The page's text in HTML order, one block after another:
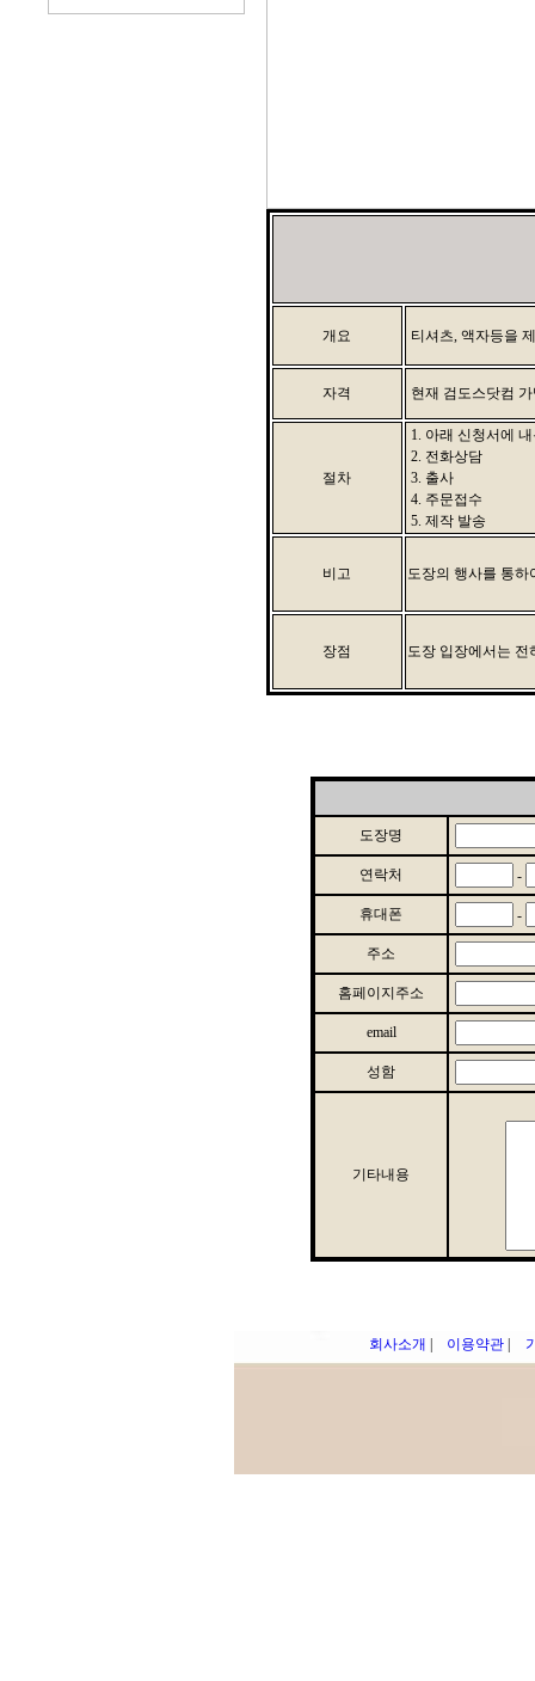
개요 티셔츠, 액자등을
자격 현재 검도스닷컴
절차
1. 아래 신청서에
2. 전화상담
3. 출사
4. 주문접수
5. 제작 발송
비고 도장의 행사를 통하
장점 도장 입장에서는 전
도장명
연락처 -
휴대폰 -
주소
홈페이지주소
email
성함
기타내용
회사소개 이용약관